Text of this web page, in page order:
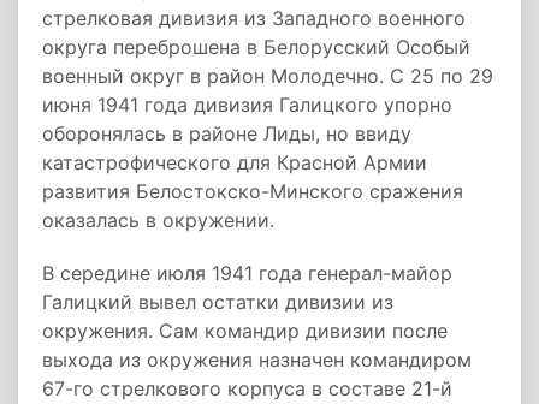
стрелковая дивизия из Западного военного
округа переброшена в Белорусский Особый
военный округ в район Молодечно. С 25 по 29
июня 1941 года дивизия Галицкого упорно
оборонялась в районе Лиды, но ввиду
катастрофического для Красной Армии
развития Белостокско-Минского сражения
оказалась в окружении.
В середине июля 1941 года генерал-майор
Галицкий вывел остатки дивизии из
окружения. Сам командир дивизии после
выхода из окружения назначен командиром
67-го стрелкового корпуса в составе 21-й